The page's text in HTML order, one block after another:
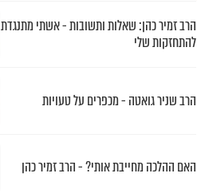
הרב זמיר כהן: שאלות ותשובות - אשתי מתנגדת
להתחזקות שלי
הרב שניר גואטה - מכפרים על טעויות
האם ההלכה מחייבת אותי? - הרב זמיר כהן